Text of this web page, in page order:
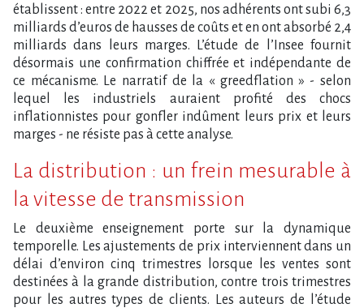
établissent : entre 2022 et 2025, nos adhérents ont subi 6,3
milliards d​‌’euros de hausses de coûts et en ont absorbé 2,4
milliards dans leurs marges. L​‌’étude de l​‌’Insee fournit
désormais une confirmation chiffrée et indépendante de
ce mécanisme. Le narratif de la « greedflation » - selon
lequel les industriels auraient profité des chocs
inflationnistes pour gonfler indûment leurs prix et leurs
marges - ne résiste pas à cette analyse.
La distribution : un frein mesurable à
la vitesse de transmission
Le deuxième enseignement porte sur la dynamique
temporelle. Les ajustements de prix interviennent dans un
délai d​‌’environ cinq trimestres lorsque les ventes sont
destinées à la grande distribution, contre trois trimestres
pour les autres types de clients. Les auteurs de l​‌’étude